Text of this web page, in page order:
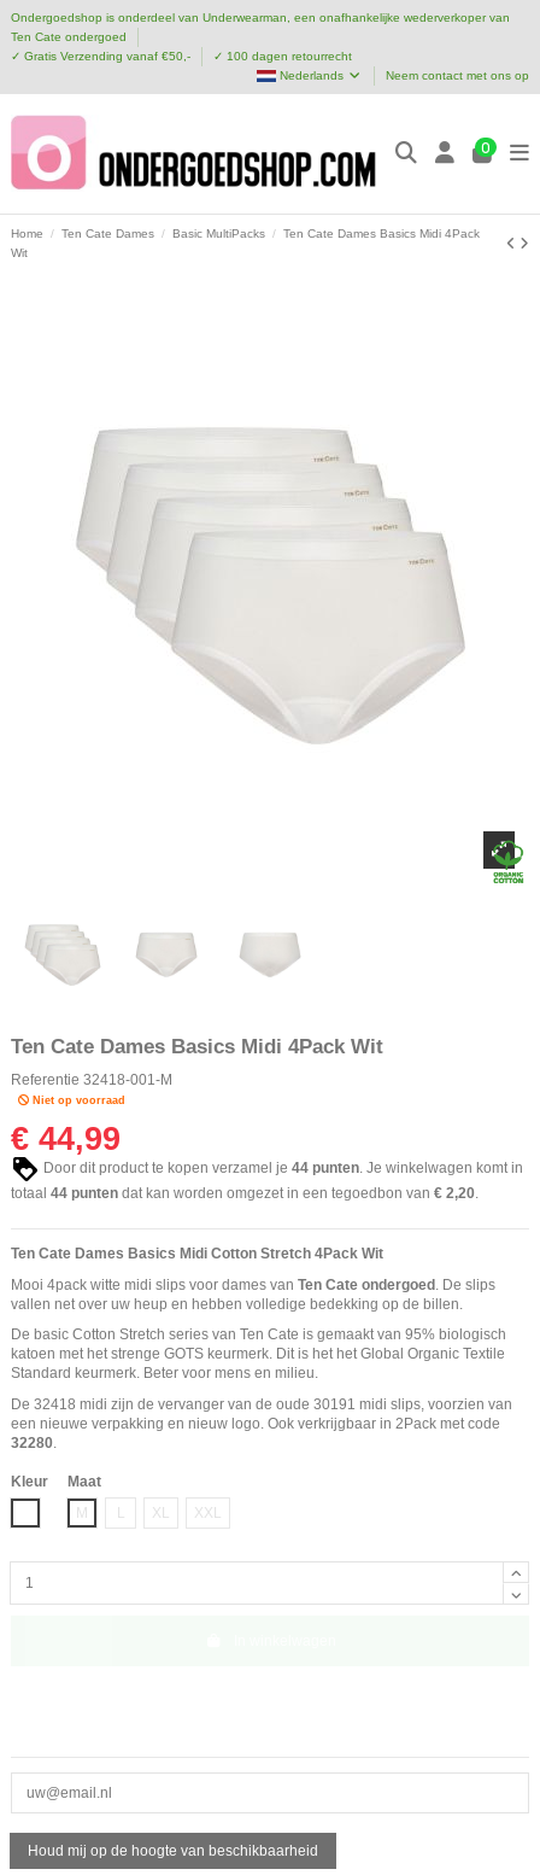
Ondergoedshop is onderdeel van Underwearman, een onafhankelijke wederverkoper van
Ten Cate ondergoed
✓ Gratis Verzending vanaf €50,-
✓ 100 dagen retourrecht
Nederlands
Neem contact met ons op
0
Home Ten Cate Dames Basic MultiPacks
Ten Cate Dames Basics Midi 4Pack
Wit
Ten Cate Dames Basics Midi 4Pack Wit
Referentie 32418-001-M
Niet op voorraad
€ 44,99
Door dit product te kopen verzamel je 44 punten . Je winkelwagen komt in
totaal 44 punten dat kan worden omgezet in een tegoedbon van € 2,20
Ten Cate Dames Basics Midi Cotton Stretch 4Pack Wit
Mooi 4pack witte midi slips voor dames van Ten Cate ondergoed . De slips
vallen net over uw heup en hebben volledige bedekking op de billen.
De basic Cotton Stretch series van Ten Cate is gemaakt van 95% biologisch
katoen met het strenge GOTS keurmerk. Dit is het het Global Organic Textile
Standard keurmerk. Beter voor mens en milieu.
De 32418 midi zijn de vervanger van de oude 30191 midi slips, voorzien van
een nieuwe verpakking en nieuw logo. Ook verkrijgbaar in 2Pack met code
32280.
Kleur
Maat
M
L XL XXL